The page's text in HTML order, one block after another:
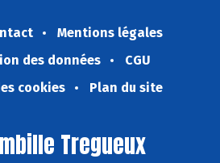
Mentions légales
des données
CGU
cookies
Plan du site
Tregueux